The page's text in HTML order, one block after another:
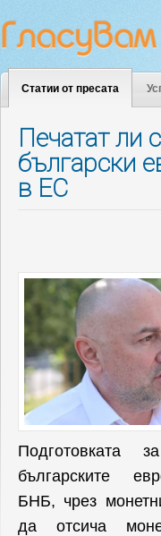
Статии от пресата
Печатат ли
български
в ЕС
Подготовката
българските
БНБ, чрез
да отсича